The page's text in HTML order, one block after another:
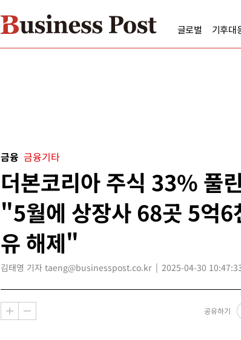
글로벌 기후대
금융 금융기타
더본코리아 주식 33% 풀
"5월에 상장사 68곳 5억6
유 해제"
김태영 기자 taeng@businesspost.co.kr 2025-04-30
공유하기